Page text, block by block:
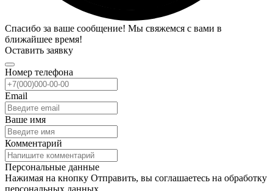
Спасибо за ваше сообщение! Мы свяжемся с вами в
ближайшее время!
Оставить заявку
Номер телефона
Email
Ваше имя
Комментарий
Персональные данные
Нажимая на кнопку Отправить, вы соглашаетесь на обработку
персональных данных